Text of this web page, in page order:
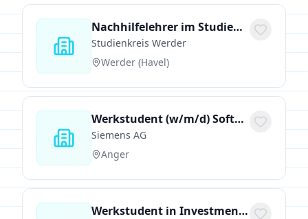
Nachhilfelehrer im Studienkreis Werder (Havel) gesucht (m/w/d)
Studienkreis Werder
Werder (Havel)
Werkstudent (w/m/d) Softwareentwicklung
Siemens AG
Anger
Werkstudent in Investment Management (m/w/d)